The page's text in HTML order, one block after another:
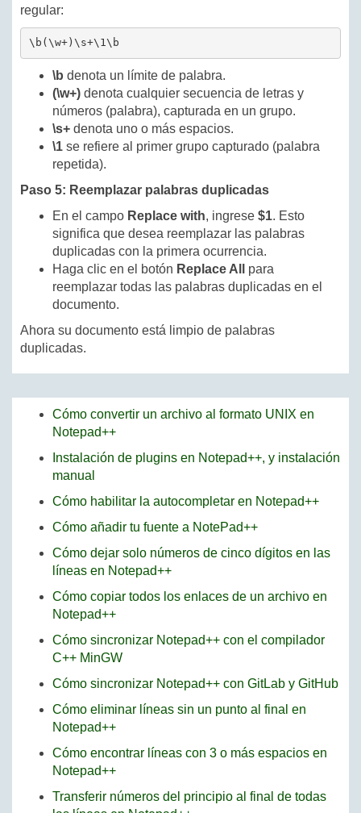
regular:
\b(\w+)\s+\1\b
\b denota un límite de palabra.
(\w+) denota cualquier secuencia de letras y
números (palabra), capturada en un grupo.
\s+ denota uno o más espacios.
\1 se refiere al primer grupo capturado (palabra
repetida).
Paso 5: Reemplazar palabras duplicadas
En el campo Replace with, ingrese $1. Esto
significa que desea reemplazar las palabras
duplicadas con la primera ocurrencia.
Haga clic en el botón Replace All
para
reemplazar todas las palabras duplicadas en el
documento.
Ahora su documento está limpio de palabras
duplicadas.
Cómo convertir un archivo al formato UNIX en
Notepad++
Instalación de plugins en Notepad++, y instalación
manual
Cómo habilitar la autocompletar en Notepad++
Cómo añadir tu fuente a NotePad++
Cómo dejar solo números de cinco dígitos en las
líneas en Notepad++
Cómo copiar todos los enlaces de un archivo en
Notepad++
Cómo sincronizar Notepad++ con el compilador
C++ MinGW
Cómo sincronizar Notepad++ con GitLab y GitHub
Cómo eliminar líneas sin un punto al final en
Notepad++
Cómo encontrar líneas con 3 o más espacios en
Notepad++
Transferir números del principio al final de todas